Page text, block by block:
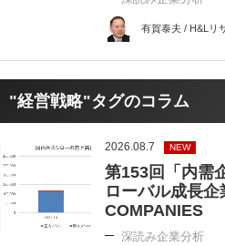
有賀泰夫 / H&Lリ
"経営戦略"タグのコラム
2026.08.7 NEW
第153回「内需
ローバル成長
COMPANIES
深読み企業分析